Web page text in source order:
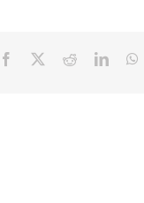
Facebook Reddit